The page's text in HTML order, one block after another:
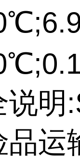
说明
品运